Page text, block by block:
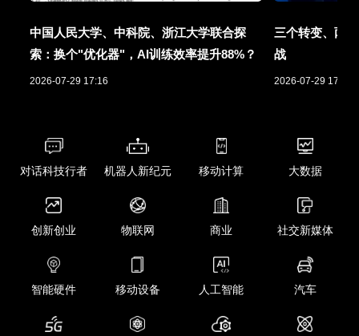
中国人民大学、中科院、浙江大学联合探
索：换个"优化器"，AI训练效率提升88%？
2026-07-29 17:16
三个转变、两
战
2026-07-29 17:01
对话科技行者 机器人新纪元 移动计算 大数据
创新创业 物联网 商业 社交新媒体
智能硬件 移动设备 人工智能 汽车